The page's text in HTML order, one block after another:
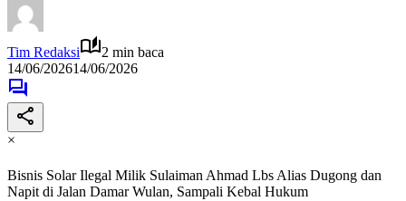
Tim Redaksi
2 min baca
14/06/202614/06/2026
×
Bisnis Solar Ilegal Milik Sulaiman Ahmad Lbs Alias Dugong dan
Napit di Jalan Damar Wulan, Sampali Kebal Hukum